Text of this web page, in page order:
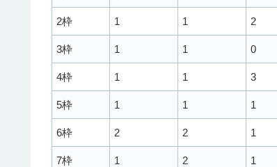
2枠 1 1 2
3枠 1 1 0
4枠 1 1 3
5枠 1 1 1
6枠 2 2 1
7枠 1 2 1